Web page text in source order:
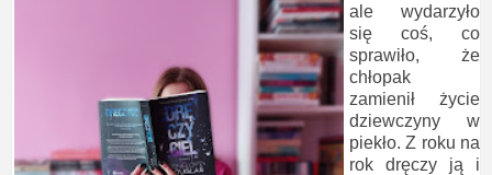
ale wydarzyło
się coś, co
sprawiło, że
chłopak
zamienił życie
dziewczyny w
piekło. Z roku na
rok dręczy ją i